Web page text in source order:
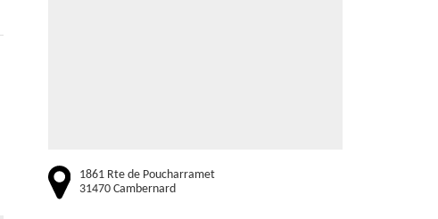
1861 Rte de Poucharramet
31470 Cambernard